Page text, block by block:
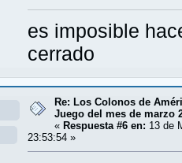
es imposible
cerrado
Re: Los Colonos de
Juego del mes de marzo
« Respuesta #6 en: 13 de
23:53:54 »